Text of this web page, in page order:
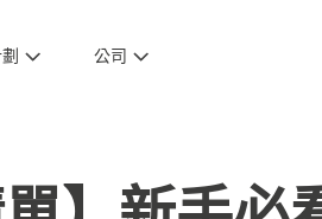
公司